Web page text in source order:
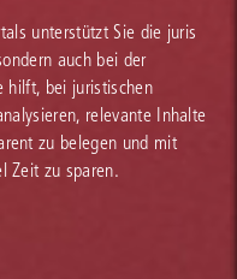
unterstützt Sie die juris
auch bei der
hilft, bei juristischen
relevante Inhalte
zu belegen und mit
Zeit zu sparen.